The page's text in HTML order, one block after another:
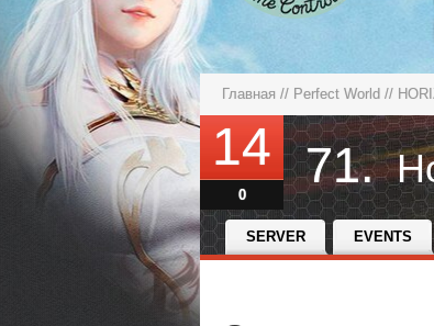
Главная // Perfect World //
14
0
71.
SERVER EVENTS